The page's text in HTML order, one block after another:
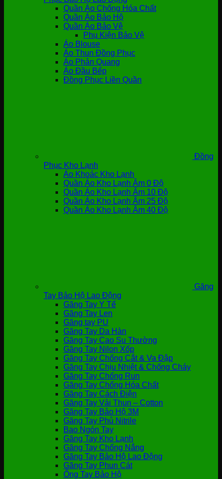
Quần Áo Chống Hóa Chất
Quần Áo Bảo Hộ
Quần Áo Bảo Vệ
Phụ Kiện Bảo Vệ
Áo Blouse
Áo Thun Đồng Phục
Áo Phản Quang
Áo Đầu Bếp
Đồng Phục Liền Quần
Đồng
Phục Kho Lạnh
Áo Khoác Kho Lạnh
Quần Áo Kho Lạnh Âm 0 Độ
Quần Áo Kho Lạnh Âm 10 Độ
Quần Áo Kho Lạnh Âm 25 Độ
Quần Áo Kho Lạnh Âm 40 Độ
Găng
Tay Bảo Hộ Lao Động
Găng Tay Y Tế
Găng Tay Len
Găng tay PU
Găng Tay Da Hàn
Găng Tay Cao Su Thường
Găng Tay Nilon Xốp
Găng Tay Chống Cắt & Va Đập
Găng Tay Chịu Nhiệt & Chống Cháy
Găng Tay Chống Run
Găng Tay Chống Hóa Chất
Găng Tay Cách Điện
Găng Tay Vải Thun – Cotton
Găng Tay Bảo Hộ 3M
Găng Tay Phủ Nitrile
Bao Ngón Tay
Găng Tay Kho Lạnh
Găng Tay Chống Nắng
Găng Tay Bảo Hộ Lao Động
Găng Tay Phun Cát
Ống Tay Bảo Hộ